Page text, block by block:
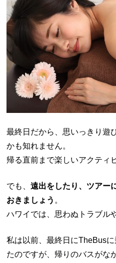
最終日だから、思いっきり遊
かも知れません。
帰る直前まで楽しいアクティ
でも、遠出をしたり、ツアー
おきましょう 。
ハワイでは、思わぬトラブル
私は以前、最終日にTheBus
たのですが、帰りのバスがな